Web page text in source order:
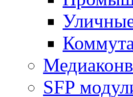
SFP